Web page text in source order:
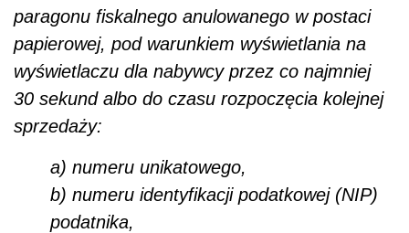
paragonu fiskalnego anulowanego w postaci
papierowej, pod warunkiem wyświetlania na
wyświetlaczu dla nabywcy przez co najmniej
30 sekund albo do czasu rozpoczęcia kolejnej
sprzedaży:
a) numeru unikatowego,
b) numeru identyfikacji podatkowej (NIP)
podatnika,